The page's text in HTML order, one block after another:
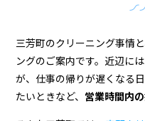
グ
店
＆
三芳町のクリーニング事情と
ングのご案内です。近辺に
が、仕事の帰りが遅くなる
たいときなど、 営業時間内